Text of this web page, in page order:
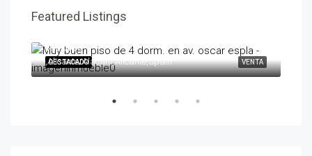
Featured Listings
VENTA
DESTACADO
595,000€
,Alicante/Alacant,Alicante,Spain